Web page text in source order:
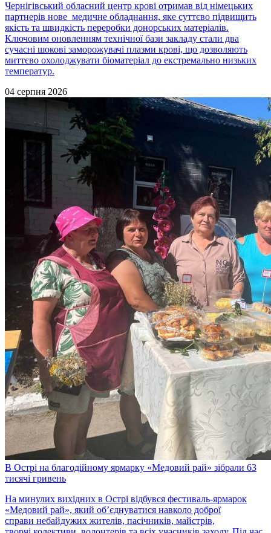
Чернігівський обласний центр крові отримав від німецьких
партнерів нове медичне обладнання, яке суттєво підвищить
якість та швидкість переробки донорських матеріалів.
Ключовим оновленням технічної бази закладу стали два
сучасні шокові заморожувачі плазми крові, що дозволяють
миттєво охолоджувати біоматеріал до екстремально низьких
температур.
04 серпня 2026
В Острі на благодійному ярмарку «Медовий рай» зібрали 63
тисячі гривень
На минулих вихідних в Острі відбувся фестиваль-ярмарок
«Медовий рай», який об’єднуватися навколо доброї
справи небайдужих жителів, пасічників, майстрів,